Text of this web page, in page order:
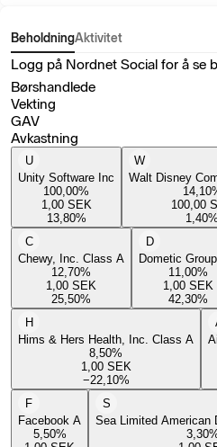
BeholdningAktivitet
Logg på Nordnet Social for å se
Børshandlede
Vekting
GAV
Avkastning
U
Unity Software Inc
100,00%
1,00 SEK
13,80%
W
Walt Disney
14,10
100,00
1,40%
C
Chewy, Inc. Class A
12,70%
1,00 SEK
25,50%
D
Dometic
11,00%
1,00 SEK
42,30%
H
Hims & Hers Health, Inc. Class A
8,50%
1,00 SEK
−22,10%
F
Facebook A
5,50%
S
Sea Limited American
3,30